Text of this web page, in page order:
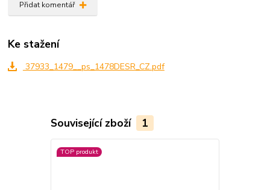
Přidat komentář
Ke stažení
37933_1479__ps_1478DESR_CZ.pdf
Související zboží 1
TOP produkt